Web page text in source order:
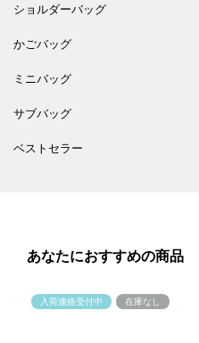
ショルダーバッグ
かごバッグ
ミニバッグ
サブバッグ
ベストセラー
あなたにおすすめの商品
入荷連絡受付中 在庫なし